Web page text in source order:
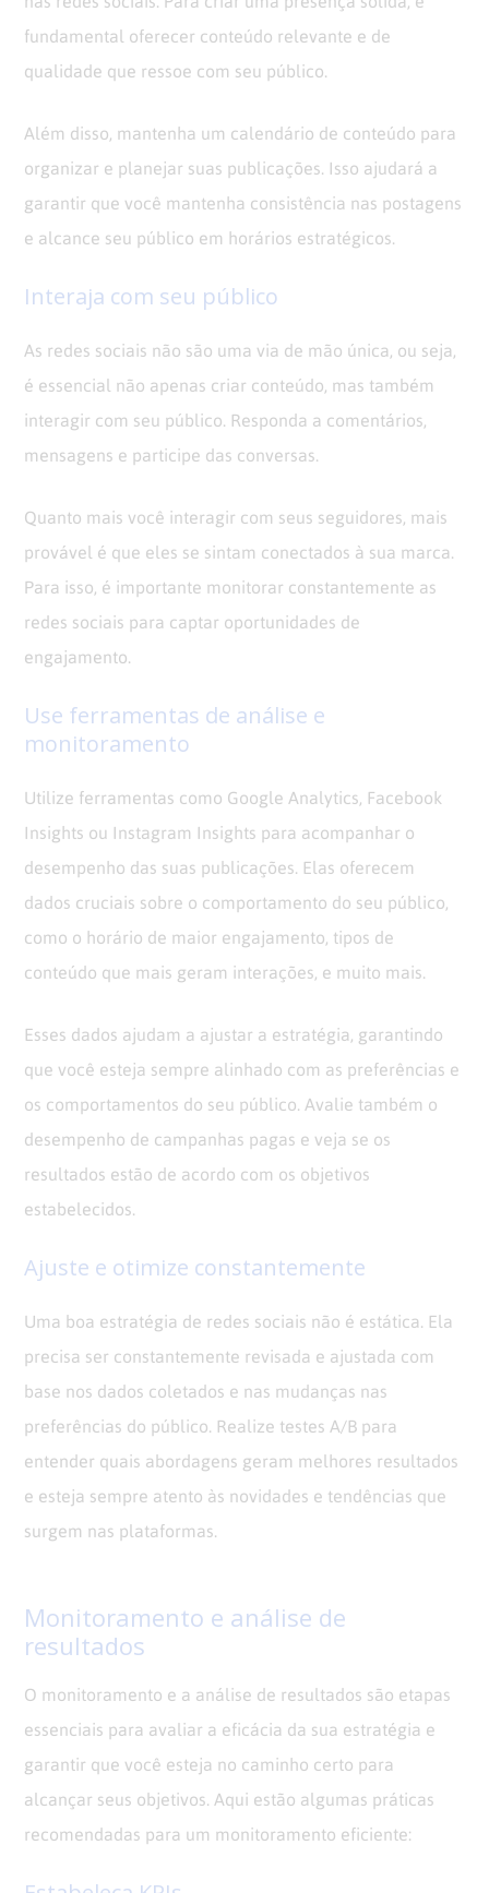
fundamental oferecer conteúdo relevante e de
qualidade que ressoe com seu público.
Além disso, mantenha um calendário de conteúdo para
organizar e planejar suas publicações. Isso ajudará a
garantir que você mantenha consistência nas postagens
e alcance seu público em horários estratégicos.
Interaja com seu público
As redes sociais não são uma via de mão única, ou seja,
é essencial não apenas criar conteúdo, mas também
interagir com seu público. Responda a comentários,
mensagens e participe das conversas.
Quanto mais você interagir com seus seguidores, mais
provável é que eles se sintam conectados à sua marca.
Para isso, é importante monitorar constantemente as
redes sociais para captar oportunidades de
engajamento.
Use ferramentas de análise e
monitoramento
Utilize ferramentas como Google Analytics, Facebook
Insights ou Instagram Insights para acompanhar o
desempenho das suas publicações. Elas oferecem
dados cruciais sobre o comportamento do seu público,
como o horário de maior engajamento, tipos de
conteúdo que mais geram interações, e muito mais.
Esses dados ajudam a ajustar a estratégia, garantindo
que você esteja sempre alinhado com as preferências e
os comportamentos do seu público. Avalie também o
desempenho de campanhas pagas e veja se os
resultados estão de acordo com os objetivos
estabelecidos.
Ajuste e otimize constantemente
Uma boa estratégia de redes sociais não é estática. Ela
precisa ser constantemente revisada e ajustada com
base nos dados coletados e nas mudanças nas
preferências do público. Realize testes A/B para
entender quais abordagens geram melhores resultados
e esteja sempre atento às novidades e tendências que
surgem nas plataformas.
Monitoramento e análise de
resultados
O monitoramento e a análise de resultados são etapas
essenciais para avaliar a eficácia da sua estratégia e
garantir que você esteja no caminho certo para
alcançar seus objetivos. Aqui estão algumas práticas
recomendadas para um monitoramento eficiente: